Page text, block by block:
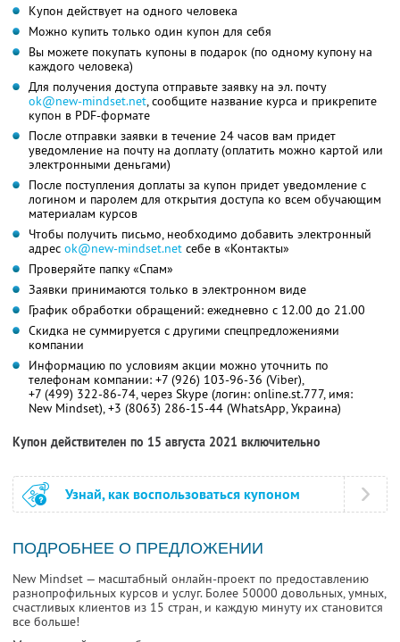
Купон действует на одного человека
Можно купить только один купон для себя
Вы можете покупать купоны в подарок (по одному купону на
каждого человека)
Для получения доступа отправьте заявку на эл. почту
ok@new-mindset.net,сообщите название курса и прикрепите
купон в PDF-формате
После отправки заявки в течение 24 часов вам придет
уведомление на почту на доплату (оплатить можно картой или
электронными деньгами)
После поступления доплаты за купон придет уведомление с
логином и паролем для открытия доступа ко всем обучающим
материалам курсов
Чтобы получить письмо, необходимо добавить электронный
адрес ok@new-mindset.net себе в «Контакты»
Проверяйте папку «Спам»
Заявки принимаются только в электронном виде
График обработки обращений: ежедневно с 12.00 до 21.00
Скидка не суммируется с другими спецпредложениями
компании
Информацию по условиям акции можно уточнить по
телефонам компании: +7 (926) 103-96-36 (Viber),
+7 (499) 322-86-74,через Skype (логин: online.st.777,имя:
New Mindset),+3 (8063) 286-15-44 (WhatsApp, Украина)
Купон действителен по 15 августа 2021 включительно
Узнай, как воспользоваться купоном
ПОДРОБНЕЕ О ПРЕДЛОЖЕНИИ
New Mindset — масштабный онлайн-проект по предоставлению
разнопрофильных курсов и услуг. Более 50000 довольных, умных,
счастливых клиентов из 15 стран, и каждую минуту их становится
все больше!